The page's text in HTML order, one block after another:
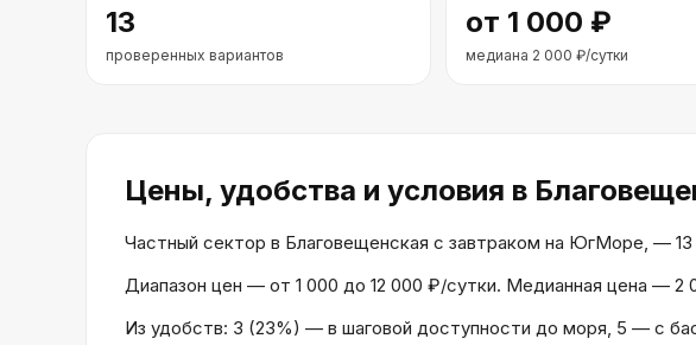
13
проверенных вариантов
от 1 000 ₽
медиана 2 000 ₽/сутки
Цены, удобства и условия в
Частный сектор в Благовещенская с завтраком на ЮгМоре, —
Диапазон цен — от 1 000 до 12 000 ₽/сутки. Медианная цена —
Из удобств: 3 (23%) — в шаговой доступности до моря, 5 — с